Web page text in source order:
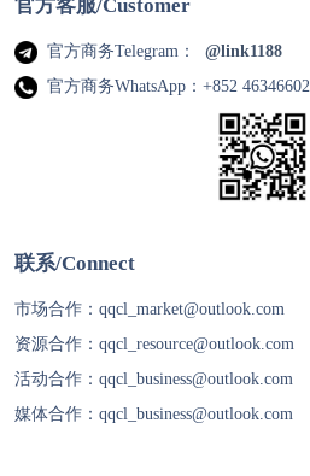
官方客服/Customer
官方商务Telegram：
@link1188
官方商务WhatsApp：+852 46346602
联系/Connect
市场合作： qqcl_market@outlook.com
资源合作： qqcl_resource@outlook.com
活动合作： qqcl_business@outlook.com
媒体合作： qqcl_business@outlook.com